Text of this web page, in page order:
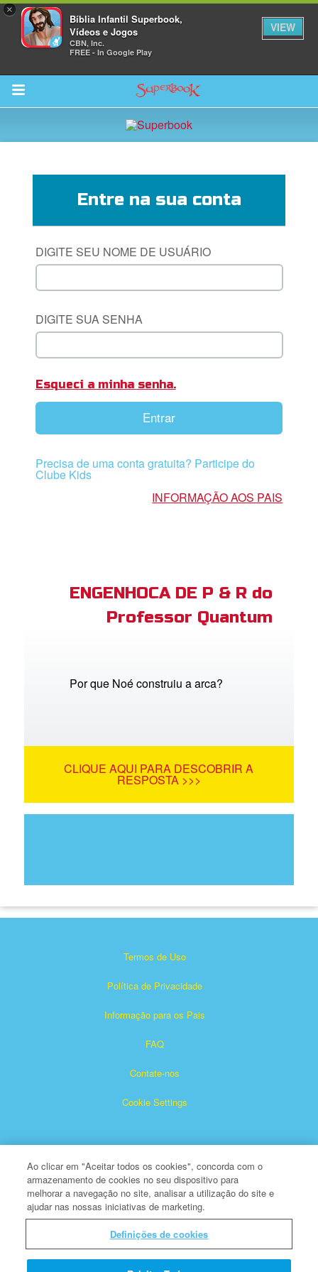
×
Bíblia Infantil Superbook,
Vídeos e Jogos
CBN, Inc.
FREE - In Google Play
VIEW
Return to Content
Bible App
Entre na sua conta
DIGITE SEU NOME DE USUÁRIO
DIGITE SUA SENHA
Esqueci a minha senha.
Entrar
Precisa de uma conta gratuita? Participe do
Clube Kids
INFORMAÇÃO AOS PAIS
ENGENHOCA DE P & R do
Professor Quantum
Por que Noé construiu a arca?
CLIQUE AQUI PARA DESCOBRIR A
RESPOSTA >>>
Termos de Uso
Política de Privacidade
Informação para os Pais
FAQ
Contate-nos
Cookie Settings
Superbook é marca registrada de The Christian Broadcasting
Todos os Direitos Reservados
Sobre a CBN
Ao clicar em "Aceitar todos os cookies", concorda com o
armazenamento de cookies no seu dispositivo para
melhorar a navegação no site, analisar a utilização do site e
ajudar nas nossas iniciativas de marketing.
Definições de cookies